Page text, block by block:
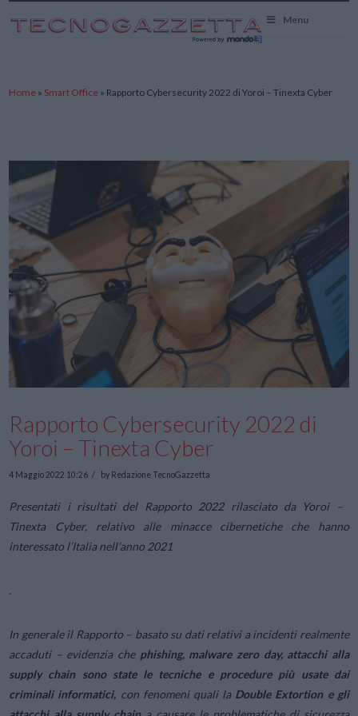
Menu
Home » Smart Office » Rapporto Cybersecurity 2022 di Yoroi – Tinexta Cyber
Rapporto Cybersecurity 2022 di
Yoroi – Tinexta Cyber
4 Maggio 2022 10:26 by Redazione TecnoGazzetta
Presentati i risultati del Rapporto 2022 rilasciato da Yoroi –
Tinexta Cyber, relativo alle minacce cibernetiche che hanno
interessato l’Italia nell’anno 2021
.
In generale il Rapporto – basato su dati relativi a incidenti realmente
accaduti – evidenzia che phishing, malware zero day, attacchi alla
supply chain sono state le tecniche e procedure più usate dai
criminali informatici, con fenomeni quali laDouble Extortion e gli